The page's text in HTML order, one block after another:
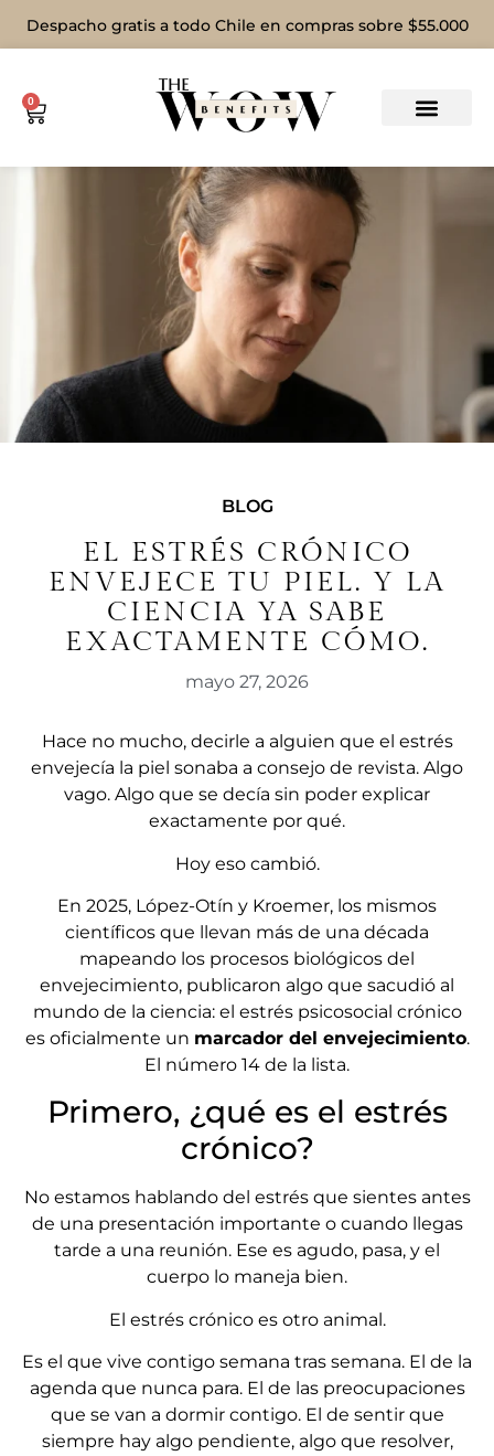
Despacho gratis a todo Chile en compras sobre $55.000
0
BLOG
EL ESTRÉS CRÓNICO
ENVEJECE TU PIEL. Y LA
CIENCIA YA SABE
EXACTAMENTE CÓMO.
mayo 27, 2026
Hace no mucho, decirle a alguien que el estrés
envejecía la piel sonaba a consejo de revista. Algo
vago. Algo que se decía sin poder explicar
exactamente por qué.
Hoy eso cambió.
En 2025, López-Otín y Kroemer, los mismos
científicos que llevan más de una década
mapeando los procesos biológicos del
envejecimiento, publicaron algo que sacudió al
mundo de la ciencia: el estrés psicosocial crónico
es oficialmente un marcador del envejecimiento.
El número 14 de la lista.
Primero, ¿qué es el estrés
crónico?
No estamos hablando del estrés que sientes antes
de una presentación importante o cuando llegas
tarde a una reunión. Ese es agudo, pasa, y el
cuerpo lo maneja bien.
El estrés crónico es otro animal.
Es el que vive contigo semana tras semana. El de la
agenda que nunca para. El de las preocupaciones
que se van a dormir contigo. El de sentir que
siempre hay algo pendiente, algo que resolver,